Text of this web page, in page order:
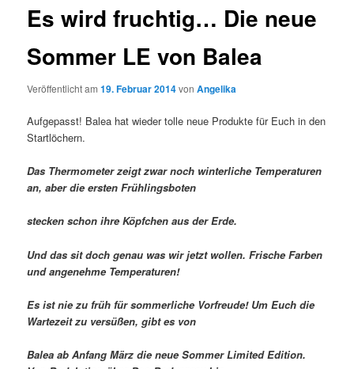
Es wird fruchtig… Die neue
Sommer LE von Balea
Veröffentlicht am19. Februar 2014vonAngelika
Aufgepasst! Balea hat wieder tolle neue Produkte für Euch in den
Startlöchern.
Das Thermometer zeigt zwar noch winterliche Temperaturen
an, aber die ersten Frühlingsboten
stecken schon ihre Köpfchen aus der Erde.
Und das sit doch genau was wir jetzt wollen. Frische Farben
und angenehme Temperaturen!
Es ist nie zu früh für sommerliche Vorfreude! Um Euch die
Wartezeit zu versüßen, gibt es von
Balea ab Anfang März die neue Sommer Limited Edition.